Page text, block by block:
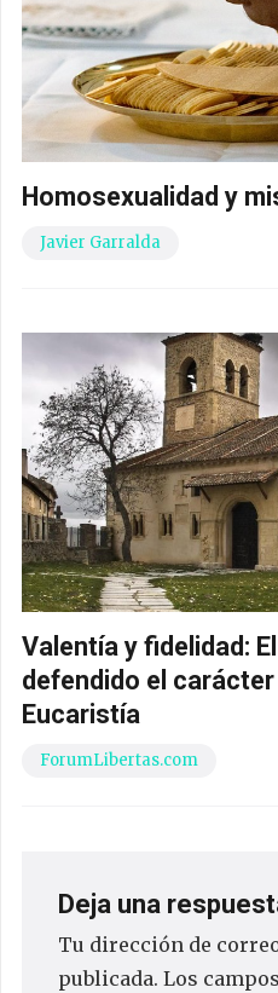
Homosexualidad y
Javier Garralda
Valentía y fidelidad:
defendido el
Eucaristía
ForumLibertas.com
Deja una
Tu dirección de
publicada. Los